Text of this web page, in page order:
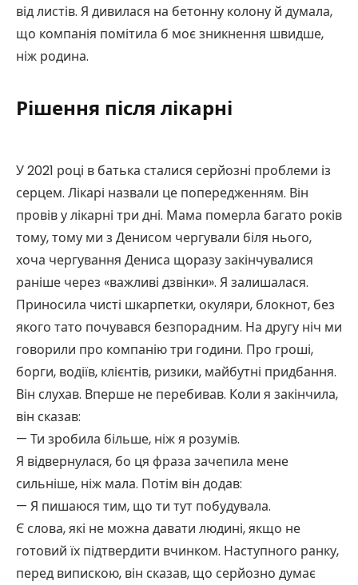
від листів. Я дивилася на бетонну колону й думала,
що компанія помітила б моє зникнення швидше,
ніж родина.
Рішення після лікарні
У 2021 році в батька сталися серйозні проблеми із
серцем. Лікарі назвали це попередженням. Він
провів у лікарні три дні. Мама померла багато років
тому, тому ми з Денисом чергували біля нього,
хоча чергування Дениса щоразу закінчувалися
раніше через «важливі дзвінки». Я залишалася.
Приносила чисті шкарпетки, окуляри, блокнот, без
якого тато почувався безпорадним. На другу ніч ми
говорили про компанію три години. Про гроші,
борги, водіїв, клієнтів, ризики, майбутні придбання.
Він слухав. Вперше не перебивав. Коли я закінчила,
він сказав:
— Ти зробила більше, ніж я розумів.
Я відвернулася, бо ця фраза зачепила мене
сильніше, ніж мала. Потім він додав:
— Я пишаюся тим, що ти тут побудувала.
Є слова, які не можна давати людині, якщо не
готовий їх підтвердити вчинком. Наступного ранку,
перед випискою, він сказав, що серйозно думає